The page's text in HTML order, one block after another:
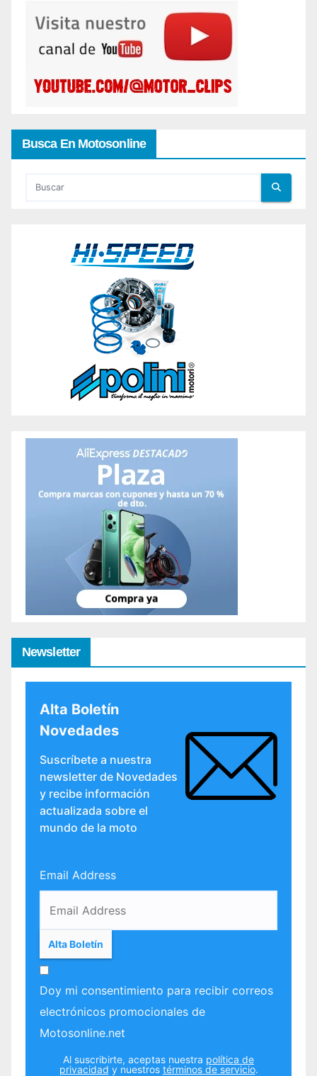
Busca En Motosonline
Newsletter
Alta Boletín
Novedades
Suscríbete a nuestra
newsletter de Novedades
y recibe información
actualizada sobre el
mundo de la moto
Email Address
Doy mi consentimiento para recibir correos
electrónicos promocionales de
Motosonline.net
Al suscribirte, aceptas nuestra política de
privacidad y nuestros términos de servicio.